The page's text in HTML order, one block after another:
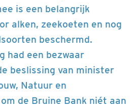
is een belangrijk
alken, zeekoeten en nog
beschermd.
had een bezwaar
beslissing van minister
Natuur en
de Bruine Bank niét aan